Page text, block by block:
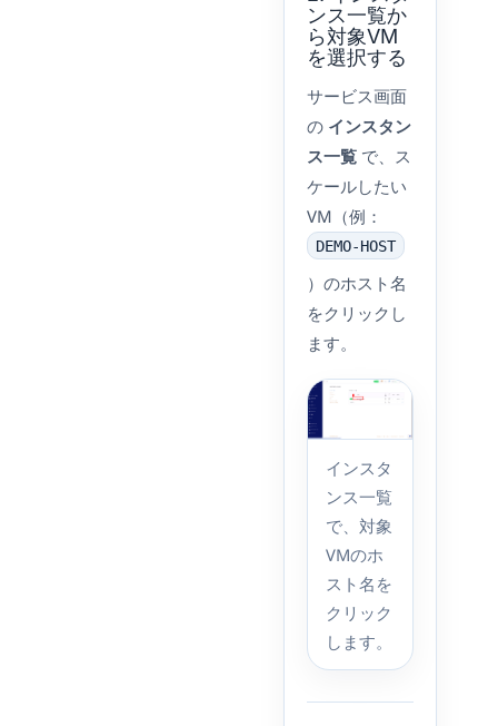
ンス一覧か
ら対象VM
を選択する
サービス画面
の インスタン
ス一覧 で、ス
ケールしたい
VM（例：
DEMO-HOST
）のホスト名
をクリックし
ます。
インスタ
ンス一覧
で、対象
VMのホ
スト名を
クリック
します。